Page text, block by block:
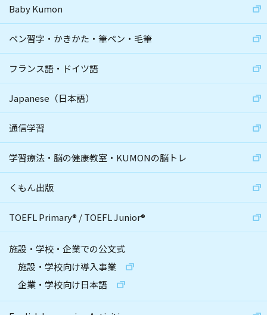
Baby Kumon
ペン習字・かきかた・筆ペン・毛筆
フランス語・ドイツ語
Japanese（日本語）
通信学習
学習療法・脳の健康教室・KUMONの脳トレ
くもん出版
TOEFL Primary® /TOEFL Junior®
施設・学校・企業での公文式
施設・学校向け導入事業
企業・学校向け日本語